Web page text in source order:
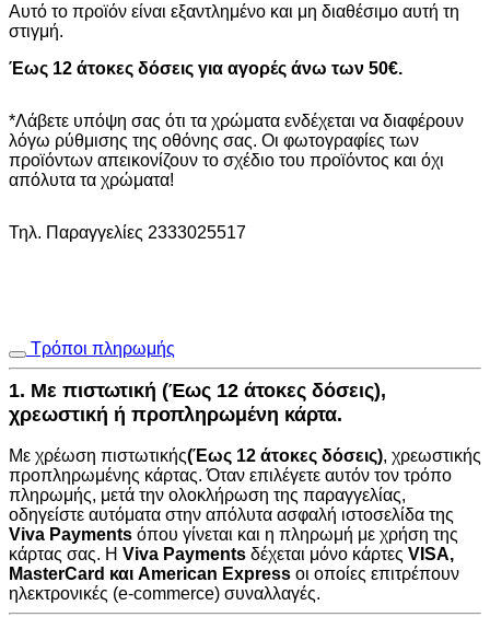
Αυτό το προϊόν είναι εξαντλημένο και μη διαθέσιμο αυτή τη
στιγμή.
Έως 12 άτοκες δόσεις για αγορές άνω των 50€.
*Λάβετε υπόψη σας ότι τα χρώματα ενδέχεται να διαφέρουν
λόγω ρύθμισης της οθόνης σας. Οι φωτογραφίες των
προϊόντων απεικονίζουν το σχέδιο του προϊόντος και όχι
απόλυτα τα χρώματα!
Τηλ. Παραγγελίες 2333025517
Τρόποι πληρωμής
1. Με πιστωτική (Έως 12 άτοκες δόσεις),
χρεωστική ή προπληρωμένη κάρτα.
Με χρέωση πιστωτικής(Έως 12 άτοκες δόσεις), χρεωστικής
προπληρωμένης κάρτας. Όταν επιλέγετε αυτόν τον τρόπο
πληρωμής, μετά την ολοκλήρωση της παραγγελίας,
οδηγείστε αυτόματα στην απόλυτα ασφαλή ιστοσελίδα της
Viva Payments όπου γίνεται και η πληρωμή με χρήση της
κάρτας σας. Η Viva Payments δέχεται μόνο κάρτες VISA,
MasterCard και American Express οι οποίες επιτρέπουν
ηλεκτρονικές (e-commerce) συναλλαγές.